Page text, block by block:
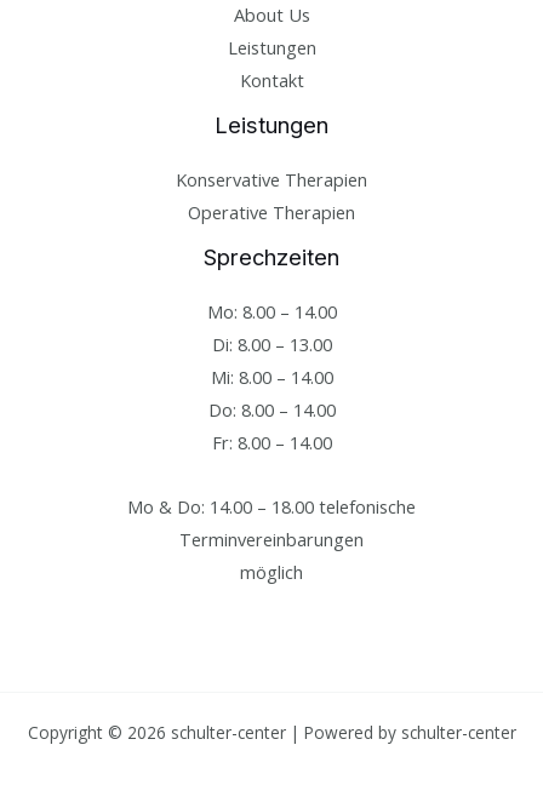
About Us
Leistungen
Kontakt
Leistungen
Konservative Therapien
Operative Therapien
Sprechzeiten
Mo: 8.00 – 14.00
Di: 8.00 – 13.00
Mi: 8.00 – 14.00
Do: 8.00 – 14.00
Fr: 8.00 – 14.00
Mo & Do: 14.00 – 18.00 telefonische
Terminvereinbarungen
möglich
Copyright © 2026 schulter-center | Powered by schulter-center